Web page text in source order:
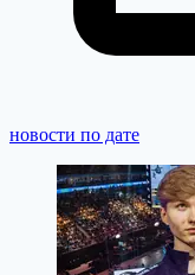
новости по дате